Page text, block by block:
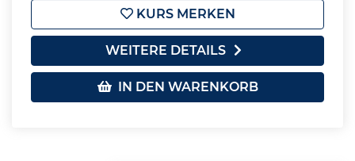
KURS MERKEN
WEITERE DETAILS
IN DEN WARENKORB